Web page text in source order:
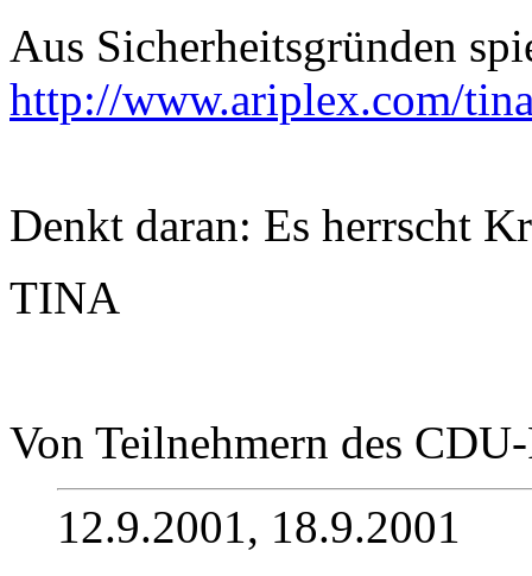
Aus Sicherheitsgründen
http://www.ariplex.com/
Denkt daran: Es herrscht
TINA
Von Teilnehmern des
12.9.2001, 18.9.2001